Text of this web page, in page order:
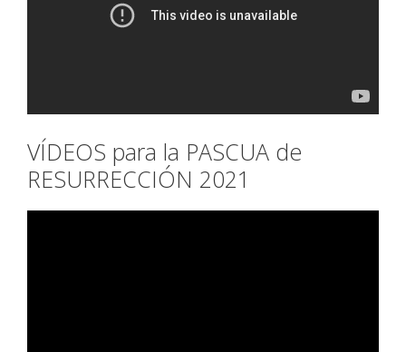
VÍDEOS para la PASCUA de
RESURRECCIÓN 2021